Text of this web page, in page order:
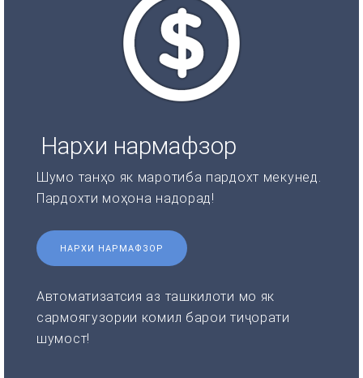
Нархи нармафзор
Шумо танҳо як маротиба пардохт мекунед.
Пардохти моҳона надорад!
НАРХИ НАРМАФЗОР
Автоматизатсия аз ташкилоти мо як
сармоягузории комил барои тиҷорати
шумост!